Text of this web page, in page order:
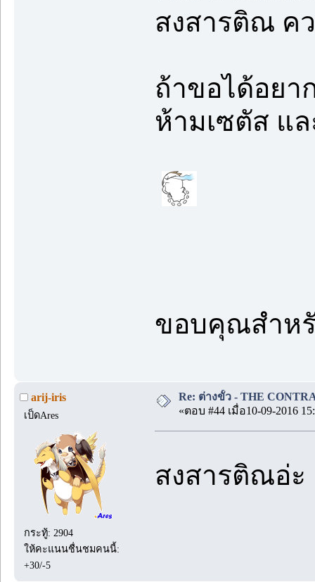
สงสารติณ ค
ถ้าขอได้อยา
ห้ามเซตัส แ
ขอบคุณสำห
arij-iris
เป็ดAres
กระทู้: 2904
ให้คะแนนชื่นชมคนนี้:
+30/-5
Re: ต่างขั้ว - THE
«ตอบ #44 เมื่อ10-09-2016
สงสารติณอ่